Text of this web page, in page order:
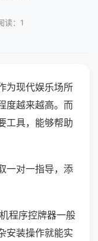
读：1
为现代娱乐场所
度越来越高。而
工具，能够帮助
一对一指导，添
程序控牌器一般
安装操作就能实